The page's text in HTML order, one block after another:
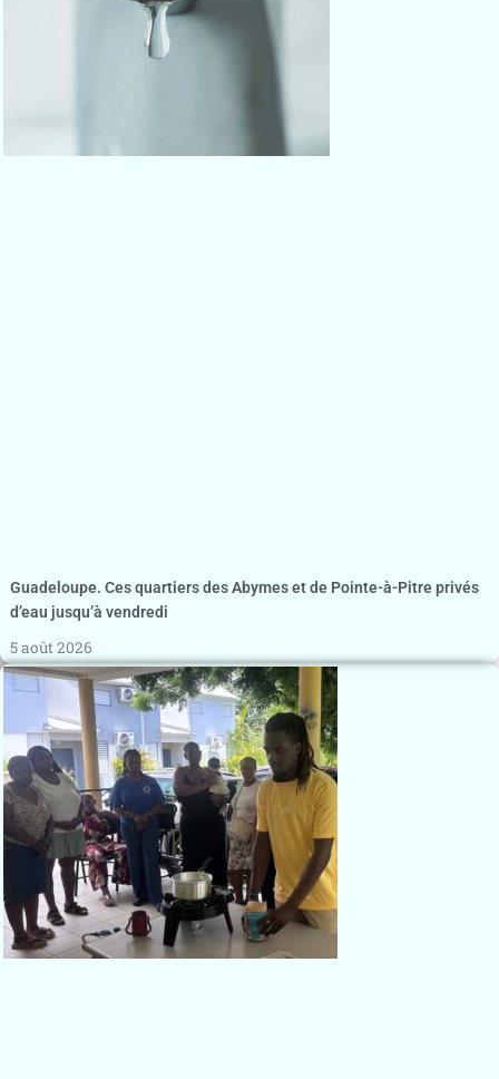
Guadeloupe. Ces quartiers des Abymes et de Pointe-à-Pitre privés
d’eau jusqu’à vendredi
5 août 2026